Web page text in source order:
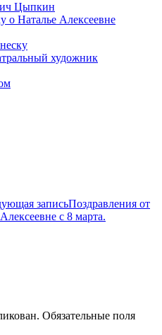
Цыпкин
o Наталье Алексеевне
художник
записьПоздравления от
с 8 марта.
Обязательные поля